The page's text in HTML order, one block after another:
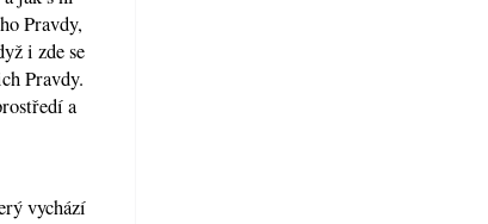
Pravdy,
i zde se
Pravdy.
a
vychází